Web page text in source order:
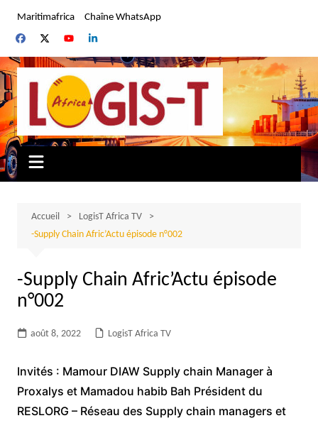
contenu
Maritimafrica Chaîne WhatsApp
Accueil
LogisT Africa TV
-Supply Chain Afric’Actu épisode n°002
-Supply Chain Afric’Actu épisode
n°002
août 8, 2022 LogisT Africa TV
Invités : Mamour DIAW Supply chain Manager à
Proxalys et Mamadou habib Bah Président du
RESLORG – Réseau des Supply chain managers et